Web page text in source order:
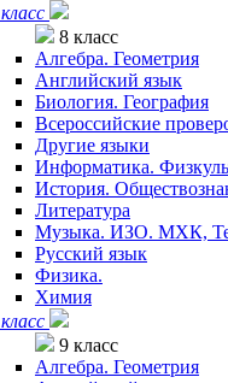
8 класс
Алгебра. Геометрия
Английский язык
Биология. География
Всероссийские
Другие языки
Информатика.
История.
Литература
Музыка. ИЗО. МХК,
Русский язык
Физика.
Химия
9 класс
Алгебра. Геометрия